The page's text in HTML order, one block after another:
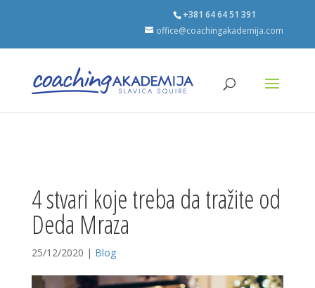
+381 64 64 51 391
office@coachingakademija.com
4 stvari koje treba da tražite od
Deda Mraza
25/12/2020 | Blog